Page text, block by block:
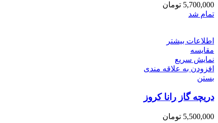
5,700,000 تومان
تمام شد
اطلاعات بیشتر
مقایسه
نمایش سریع
افزودن به علاقه مندی
بستن
دریچه گاز رانا کروز
5,500,000 تومان